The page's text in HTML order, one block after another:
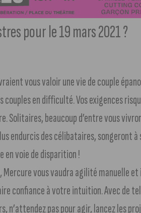
pour le 19 mars 2021 ?
vous valoir une vie de couple
couples en difficulté. Vos exigences
Solitaires, beaucoup d’entre vous
endurcis des célibataires, songeront à
en voie de disparition !
vous vaudra agilité manuelle
confiance à votre intuition. Avec de
n’attendez pas pour agir, lancez les